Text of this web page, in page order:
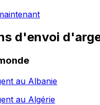
d'envoi
au Albanie
au Algérie